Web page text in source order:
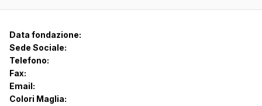
Data fondazione:
Sede Sociale:
Telefono:
Fax:
Email:
Colori Maglia: